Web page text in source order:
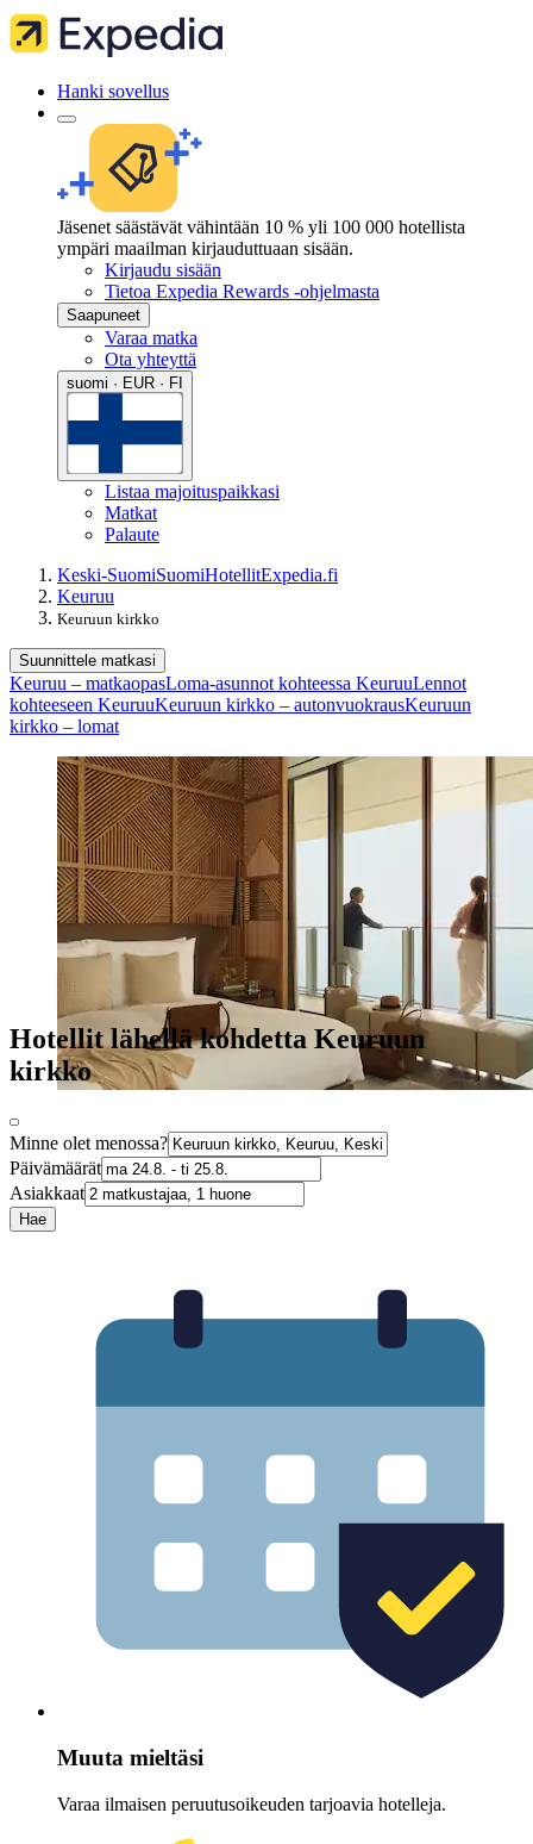
Hanki sovellus
Jäsenet säästävät vähintään 10 % yli 100 000 hotellista
ympäri maailman kirjauduttuaan sisään.
Kirjaudu sisään
Tietoa Expedia Rewards -ohjelmasta
Saapuneet
Varaa matka
Ota yhteyttä
suomi · EUR · FI
Listaa majoituspaikkasi
Matkat
Palaute
Keski-SuomiSuomiHotellitExpedia.fi
Keuruu
Keuruun kirkko
Suunnittele matkasi
Keuruu – matkaopasLoma-asunnot kohteessa KeuruuLennot
kohteeseen KeuruuKeuruun kirkko – autonvuokrausKeuruun
kirkko – lomat
Hotellit lähellä kohdetta Keuruun
kirkko
Minne olet menossa?
Päivämäärät
Asiakkaat
Hae
Muuta mieltäsi
Varaa ilmaisen peruutusoikeuden tarjoavia hotelleja.